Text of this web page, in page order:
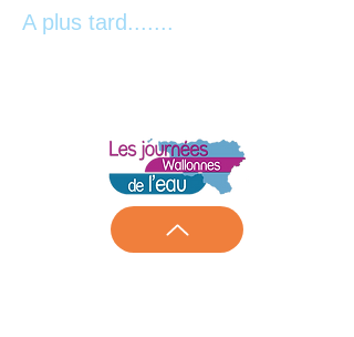
A plus tard.......